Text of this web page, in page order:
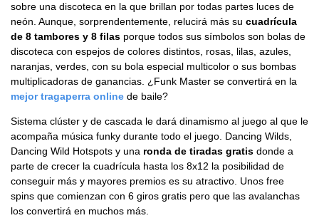
sobre una discoteca en la que brillan por todas partes luces de
neón. Aunque, sorprendentemente, relucirá más su cuadrícula
de 8 tambores y 8 filas porque todos sus símbolos son bolas de
discoteca con espejos de colores distintos, rosas, lilas, azules,
naranjas, verdes, con su bola especial multicolor o sus bombas
multiplicadoras de ganancias. ¿Funk Master se convertirá en la
mejor tragaperra online de baile?
Sistema clúster y de cascada le dará dinamismo al juego al que le
acompaña música funky durante todo el juego. Dancing Wilds,
Dancing Wild Hotspots y una ronda de tiradas gratis donde a
parte de crecer la cuadrícula hasta los 8x12 la posibilidad de
conseguir más y mayores premios es su atractivo. Unos free
spins que comienzan con 6 giros gratis pero que las avalanchas
los convertirá en muchos más.